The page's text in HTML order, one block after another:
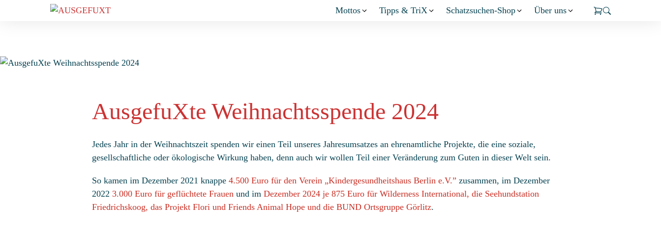
Mottos Tipps & TriX Schatzsuchen-Shop Über uns
AusgefuXte Weihnachtsspende 2024
Jedes Jahr in der Weihnachtszeit spenden wir einen Teil unseres Jahresumsatzes an ehrenamtliche Projekte, die eine soziale,
gesellschaftliche oder ökologische Wirkung haben, denn auch wir wollen Teil einer Veränderung zum Guten in dieser Welt sein.
So kamen im Dezember 2021 knappe 4.500 Euro für den Verein „Kindergesundheitshaus Berlin e.V.” zusammen, im Dezember
2022 3.000 Euro für geflüchtete Frauen und im Dezember 2024 je 875 Euro für Wilderness International, die Seehundstation
Friedrichskoog, das Projekt Flori und Friends Animal Hope und die BUND Ortsgruppe Görlitz.